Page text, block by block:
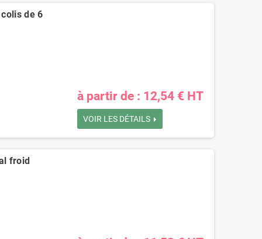
de 6
à partir de : 12,54 € HT
VOIR LES DÉTAILS
froid